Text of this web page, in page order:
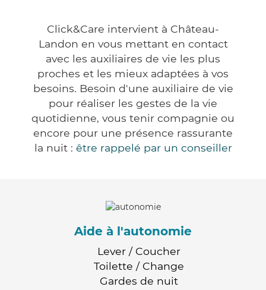
Click&Care intervient à Château-
Landon en vous mettant en contact
avec les auxiliaires de vie les plus
proches et les mieux adaptées à vos
besoins. Besoin d'une auxiliaire de vie
pour réaliser les gestes de la vie
quotidienne, vous tenir compagnie ou
encore pour une présence rassurante
la nuit : être rappelé par un conseiller
Aide à l'autonomie
Lever / Coucher
Toilette / Change
Gardes de nuit